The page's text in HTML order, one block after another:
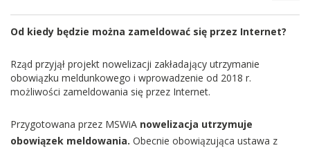
Od kiedy będzie można zameldować się przez Internet?
Rząd przyjął projekt nowelizacji zakładający utrzymanie
obowiązku meldunkowego i wprowadzenie od 2018 r.
możliwości zameldowania się przez Internet.
Przygotowana przez MSWiA nowelizacja utrzymuje
obowiązek meldowania. Obecnie obowiązująca ustawa z